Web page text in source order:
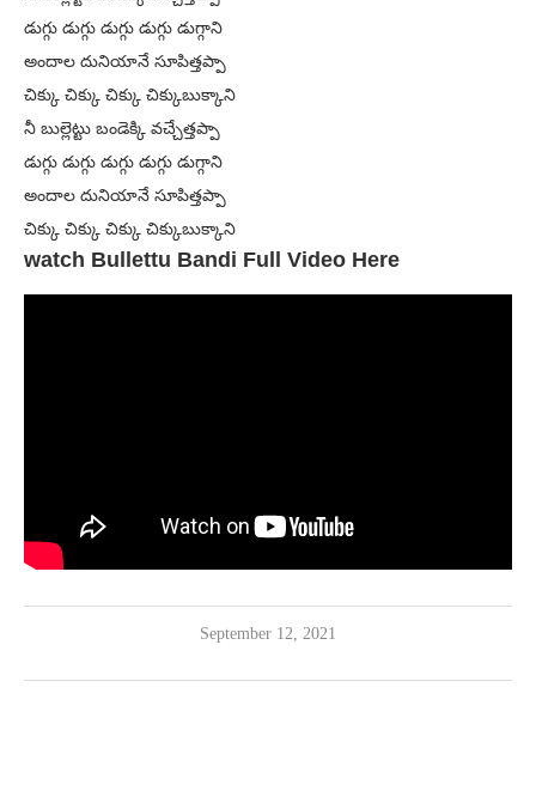
డుగ్గు డుగ్గు డుగ్గు డుగ్గు డుగ్గాని
అందాల దునియానే సూపిత్తప్పా
చిక్కు చిక్కు చిక్కు చిక్కుబుక్కాని
నీ బుల్లెట్టు బండెక్కి వచ్చేత్తప్పా
డుగ్గు డుగ్గు డుగ్గు డుగ్గు డుగ్గాని
అందాల దునియానే సూపిత్తప్పా
చిక్కు చిక్కు చిక్కు చిక్కుబుక్కాని
watch Bullettu Bandi Full Video Here
September 12, 2021